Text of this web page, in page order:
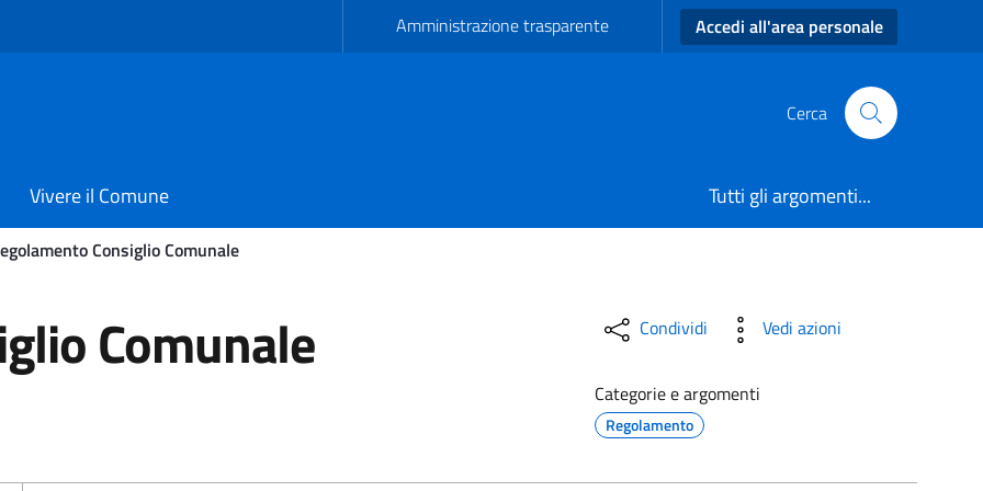
Amministrazione trasparente Accedi all'area personale
Cerca
Vivere il Comune
Tutti gli argomenti...
Consiglio Comunale
Comunale - Comune di Avetrana
Comunale Condividi Vedi azioni
Categorie e argomenti
Regolamento